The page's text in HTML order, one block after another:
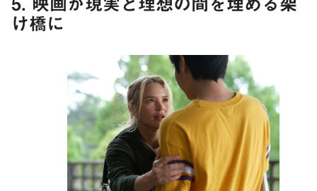
5. 映画が現実と理想の間を埋める架
け橋に